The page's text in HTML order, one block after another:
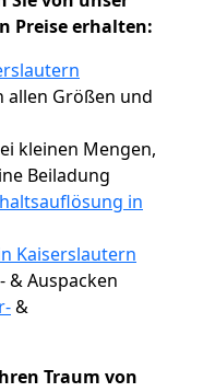
Preise erhalten:
allen Größen und
kleinen Mengen,
Beiladung
in
Kaiserslautern
& Auspacken
&
Traum von